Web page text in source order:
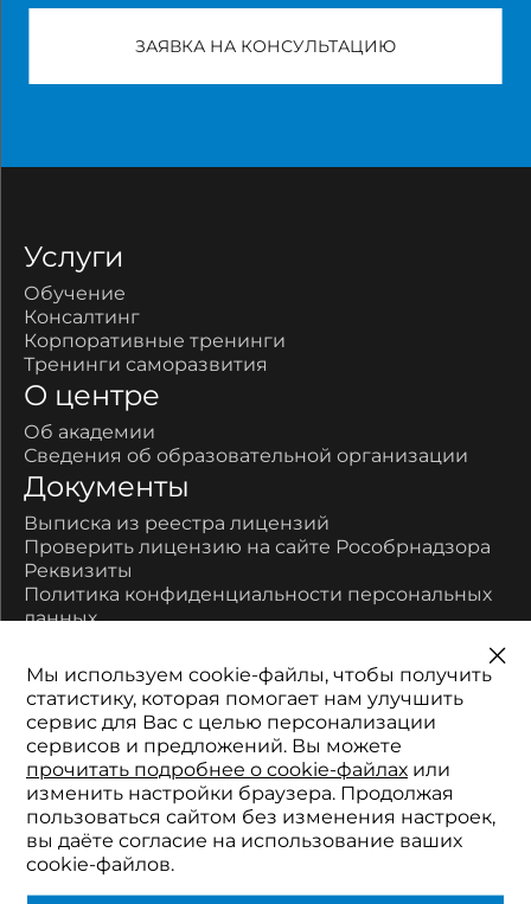
ЗАЯВКА НА КОНСУЛЬТАЦИЮ
Услуги
Обучение
Консалтинг
Корпоративные тренинги
Тренинги саморазвития
О центре
Об академии
Сведения об образовательной организации
Документы
Выписка из реестра лицензий
Проверить лицензию на сайте Рособрнадзора
Реквизиты
Политика конфиденциальности персональных
данных
450077, Республика Башкортостан, город Уфа,
улица Цюрупы, дом 17
Многоканальный:
8-800-700-11-52
Телефон:
+7 (347) 201-01-90
Электронная почта:
2511152@mail.ru
Мы используем cookie-файлы, чтобы получить
статистику, которая помогает нам улучшить
сервис для Вас с целью персонализации
сервисов и предложений. Вы можете
прочитать подробнее о cookie-файлах или
изменить настройки браузера. Продолжая
пользоваться сайтом без изменения настроек,
вы даёте согласие на использование ваших
cookie-файлов.